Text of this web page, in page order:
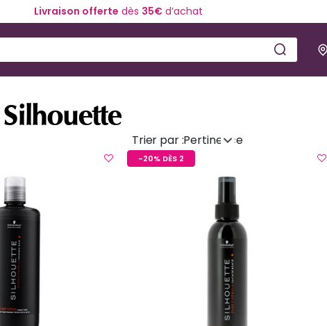
Livraison offerte dès 35€d’achat
Esthétique
Trier par :Pertinence
-20% DÈS 2